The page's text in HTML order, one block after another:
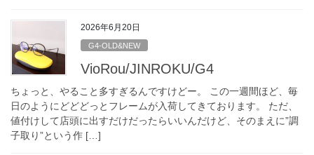
2026年6月20日
G4-OLD&NEW
VioRou/JINROKU/G4
ちょっと、やること多すぎるんですけどー。 この一週間ほど、毎
日のようにどどどっとフレームが入荷してきております。 ただ、
値付けして店頭に出すだけだったらいいんだけど、そのまえに”調
子取り”という作 […]